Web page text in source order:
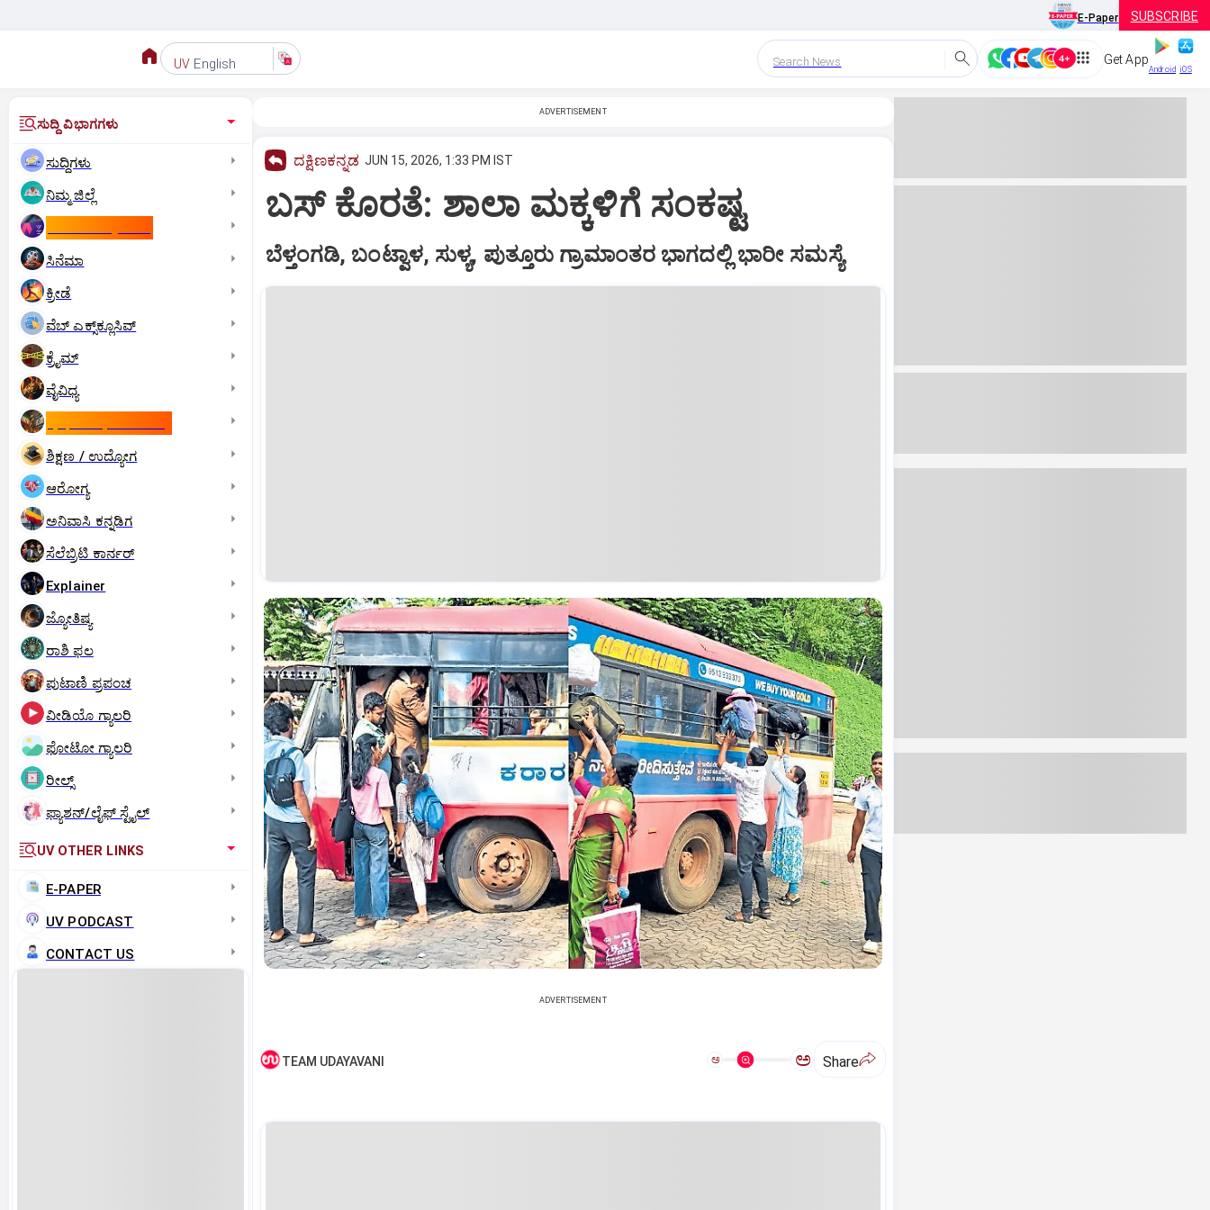
E-Paper SUBSCRIBE
UV English Search News Get App
Android iOS
ಸುದ್ದಿ ವಿಭಾಗಗಳು
ಸುದ್ದಿಗಳು
ನಿಮ್ಮ ಜಿಲ್ಲೆ
ಸಿನೆಮಾ
ಕ್ರೀಡೆ
ವೆಬ್ ಎಕ್ಸ್‌ಕ್ಲೂಸಿವ್
ಕ್ರೈಮ್
ವೈವಿಧ್ಯ
ಶಿಕ್ಷಣ / ಉದ್ಯೋಗ
ಆರೋಗ್ಯ
ಅನಿವಾಸಿ ಕನ್ನಡಿಗ
ಸೆಲೆಬ್ರಿಟಿ ಕಾರ್ನರ್‌
Explainer
ಜ್ಯೋತಿಷ್ಯ
ರಾಶಿ ಫಲ
ಪುಟಾಣಿ ಪ್ರಪಂಚ
ವೀಡಿಯೊ ಗ್ಯಾಲರಿ
ಫೋಟೋ ಗ್ಯಾಲರಿ
ರೀಲ್ಸ್
ಫ್ಯಾಶನ್/ಲೈಫ್‌ ಸ್ಟೈಲ್
UV OTHER LINKS
E-PAPER
UV PODCAST
CONTACT US
ADVERTISEMENT
ದಕ್ಷಿಣಕನ್ನಡ JUN 15, 2026, 1:33 PM IST
ಬಸ್‌ ಕೊರತೆ: ಶಾಲಾ ಮಕ್ಕಳಿಗೆ ಸಂಕಷ್ಟ
ಬೆಳ್ತಂಗಡಿ, ಬಂಟ್ವಾಳ, ಸುಳ್ಯ, ಪುತ್ತೂರು ಗ್ರಾಮಾಂತರ ಭಾಗದಲ್ಲಿ ಭಾರೀ ಸಮಸ್ಯೆ
ADVERTISEMENT
TEAM UDAYAVANI ಅ ಅ Share